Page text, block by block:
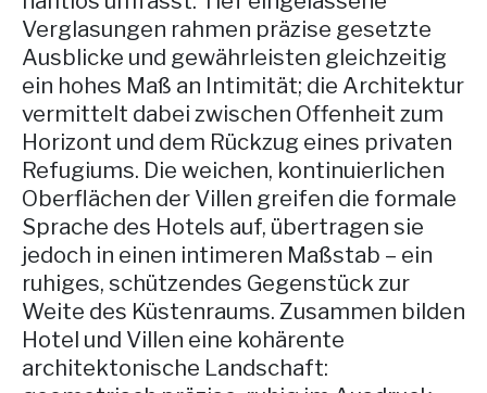
Verglasungen rahmen präzise gesetzte
Ausblicke und gewährleisten gleichzeitig
ein hohes Maß an Intimität; die Architektur
vermittelt dabei zwischen Offenheit zum
Horizont und dem Rückzug eines privaten
Refugiums. Die weichen, kontinuierlichen
Oberflächen der Villen greifen die formale
Sprache des Hotels auf, übertragen sie
jedoch in einen intimeren Maßstab – ein
ruhiges, schützendes Gegenstück zur
Weite des Küstenraums. Zusammen bilden
Hotel und Villen eine kohärente
architektonische Landschaft: